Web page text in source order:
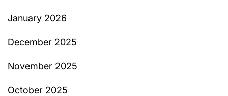
January 2026
December 2025
November 2025
October 2025